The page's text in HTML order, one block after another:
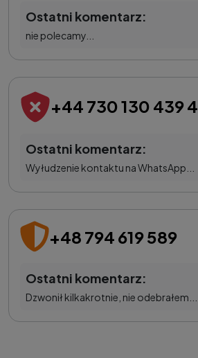
Ostatni komentarz:
nie polecamy...
+44 730 130 439 4
Ostatni komentarz:
Wyłudzenie kontaktu na WhatsApp...
+48 794 619 589
Ostatni komentarz:
Dzwonił kilkakrotnie, nie odebrałem...